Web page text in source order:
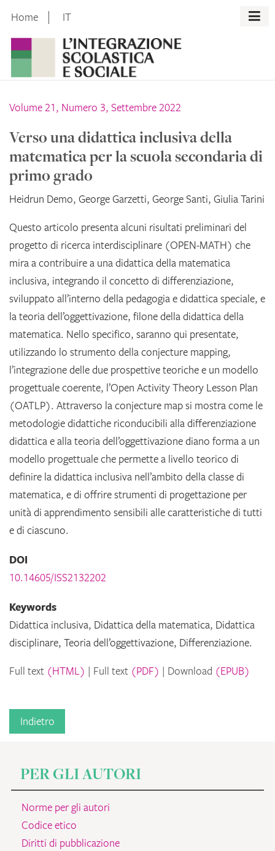
Home IT
Volume 21, Numero 3, Settembre 2022
Verso una didattica inclusiva della
matematica per la scuola secondaria di
primo grado
Heidrun Demo, George Garzetti, George Santi, Giulia Tarini
Questo articolo presenta alcuni risultati preliminari del
progetto di ricerca interdisciplinare (OPEN-MATH) che
mira a contribuire a una didattica della matematica
inclusiva, integrando il concetto di differenziazione,
sviluppato all’interno della pedagogia e didattica speciale, e
la teoria dell’oggettivazione, filone della didattica della
matematica. Nello specifico, saranno qui presentate,
utilizzando lo strumento della conjecture mapping,
l’integrazione delle due prospettive teoriche e un modello
progettuale coerente, l’Open Activity Theory Lesson Plan
(OATLP). Attraverso la conjecture map si mostra come le
metodologie didattiche riconducibili alla differenziazione
didattica e alla teoria dell’oggettivazione diano forma a un
modello progettuale che permette a livello teorico di
definire la didattica inclusiva nell’ambito della classe di
matematica, e di offrire strumenti di progettazione per
unità di apprendimento sensibili alle caratteristiche di tutti
e di ciascuno.
DOI
10.14605/ISS2132202
Keywords
Didattica inclusiva, Didattica della matematica, Didattica
disciplinare, Teoria dell’oggettivazione, Differenziazione.
Full text (HTML) Full text (PDF) Download (EPUB)
Indietro
PER GLI AUTORI
Norme per gli autori
Codice etico
Diritti di pubblicazione